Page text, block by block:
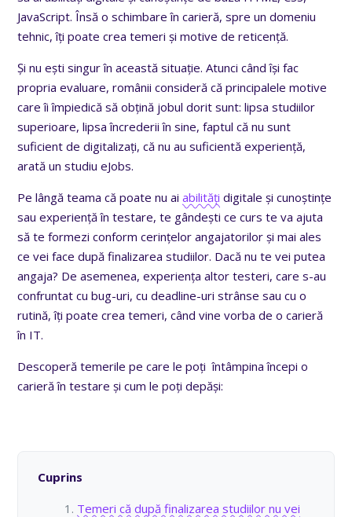
JavaScript. Însă o schimbare în carieră, spre un domeniu
tehnic, îți poate crea temeri și motive de reticență.
Și nu ești singur în această situație. Atunci când își fac
propria evaluare, românii consideră că principalele motive
care îi împiedică să obțină jobul dorit sunt: lipsa studiilor
superioare, lipsa încrederii în sine, faptul că nu sunt
suficient de digitalizați, că nu au suficientă experiență,
arată un studiu eJobs.
Pe lângă teama că poate nu aiabilități digitale și cunoștințe
sau experiență în testare, te gândești ce curs te va ajuta
să te formezi conform cerințelor angajatorilor și mai ales
ce vei face după finalizarea studiilor. Dacă nu te vei putea
angaja? De asemenea, experiența altor testeri, care s-au
confruntat cu bug-uri, cu deadline-uri strânse sau cu o
rutină, îți poate crea temeri, când vine vorba de o carieră
în IT.
Descoperă temerile pe care le poți întâmpina începi o
carieră în testare și cum le poți depăși:
Cuprins
Temeri că după finalizarea studiilor nu vei